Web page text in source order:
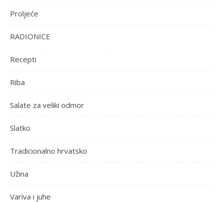
Proljeće
RADIONICE
Recepti
Riba
Salate za veliki odmor
Slatko
Tradicionalno hrvatsko
Užina
Variva i juhe